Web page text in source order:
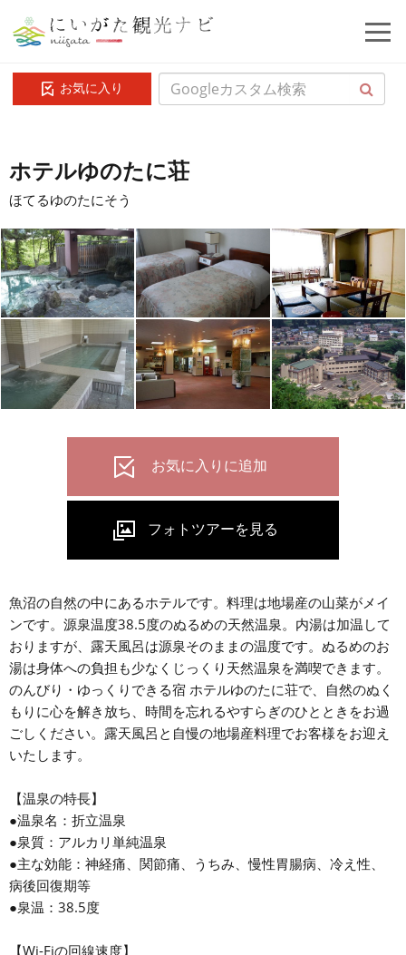
お気に入り
ホテルゆのたに荘
ほてるゆのたにそう
魚沼の自然の中にあるホテルです。料理は地場産の山菜がメイ
ンです。源泉温度38.5度のぬるめの天然温泉。内湯は加温して
おりますが、露天風呂は源泉そのままの温度です。ぬるめのお
湯は身体への負担も少なくじっくり天然温泉を満喫できます。
のんびり・ゆっくりできる宿 ホテルゆのたに荘で、自然のぬく
もりに心を解き放ち、時間を忘れるやすらぎのひとときをお過
ごしください。露天風呂と自慢の地場産料理でお客様をお迎え
いたします。
【温泉の特長】
●温泉名：折立温泉
●泉質：アルカリ単純温泉
●主な効能：神経痛、関節痛、うちみ、慢性胃腸病、冷え性、
病後回復期等
●泉温：38.5度
【Wi-Fiの回線速度】